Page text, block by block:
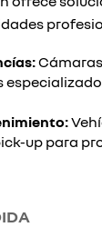
up para